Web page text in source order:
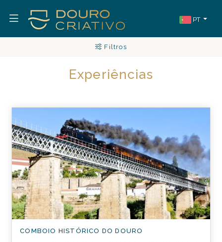
PT
Filtros
Experiências
COMBOIO HISTÓRICO DO DOURO